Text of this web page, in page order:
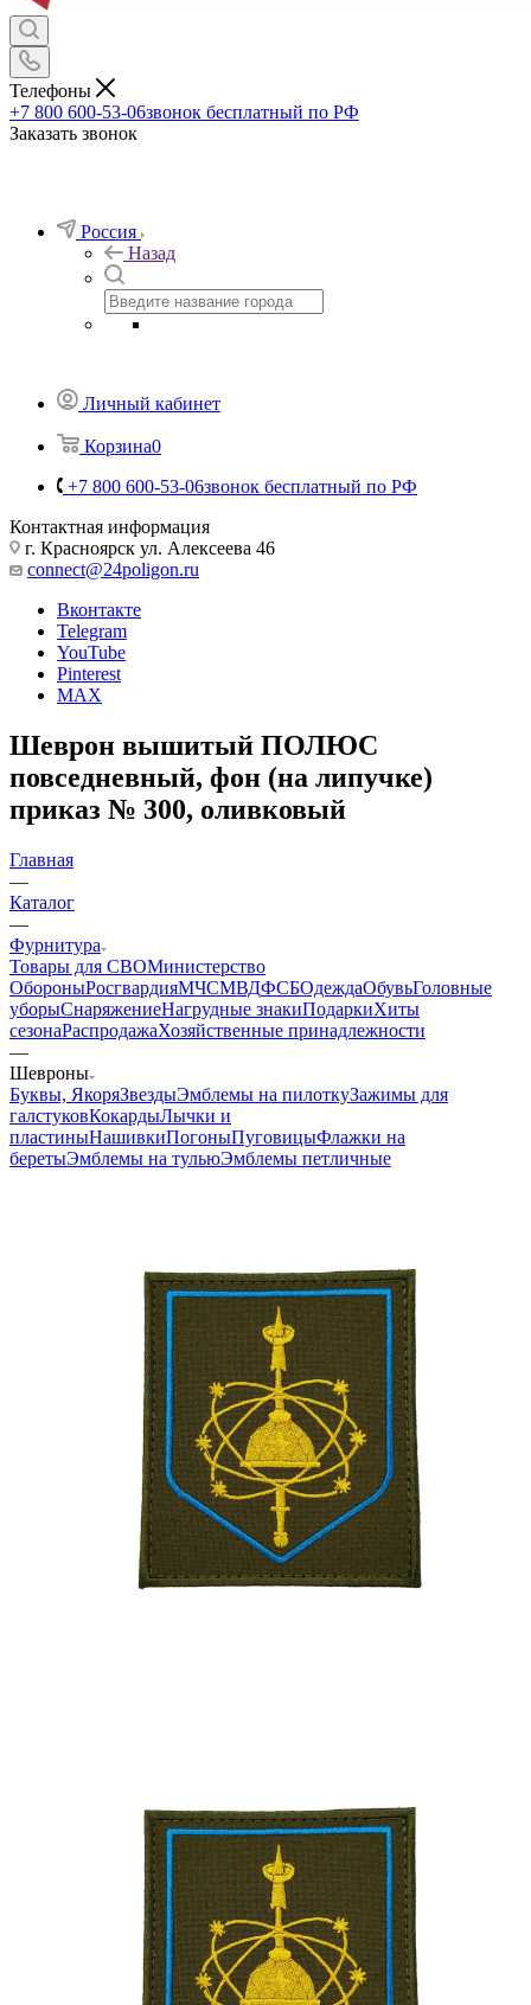
Телефоны
+7 800 600-53-06звонок бесплатный по РФ
Заказать звонок
Россия
Назад
Личный кабинет
Корзина0
+7 800 600-53-06звонок бесплатный по РФ
Контактная информация
г. Красноярск ул. Алексеева 46
connect@24poligon.ru
Вконтакте
Telegram
YouTube
Pinterest
MAX
Шеврон вышитый ПОЛЮС
повседневный, фон (на липучке)
приказ № 300, оливковый
Главная
—
Каталог
—
Фурнитура
Товары для СВОМинистерство
ОбороныРосгвардияМЧСМВДФСБОдеждаОбувьГоловные
уборыСнаряжениеНагрудные знакиПодаркиХиты
сезонаРаспродажаХозяйственные принадлежности
—
Шевроны
Буквы, ЯкоряЗвездыЭмблемы на пилоткуЗажимы для
галстуковКокардыЛычки и
пластиныНашивкиПогоныПуговицыФлажки на
беретыЭмблемы на тульюЭмблемы петличные